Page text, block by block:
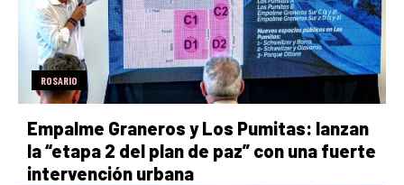
ROSARIO
Empalme Graneros y Los Pumitas: lanzan
la “etapa 2 del plan de paz” con una fuerte
intervención urbana